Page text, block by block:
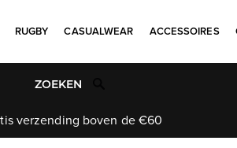
RUGBY CASUALWEAR ACCESSOIRES
Uniek aanbod